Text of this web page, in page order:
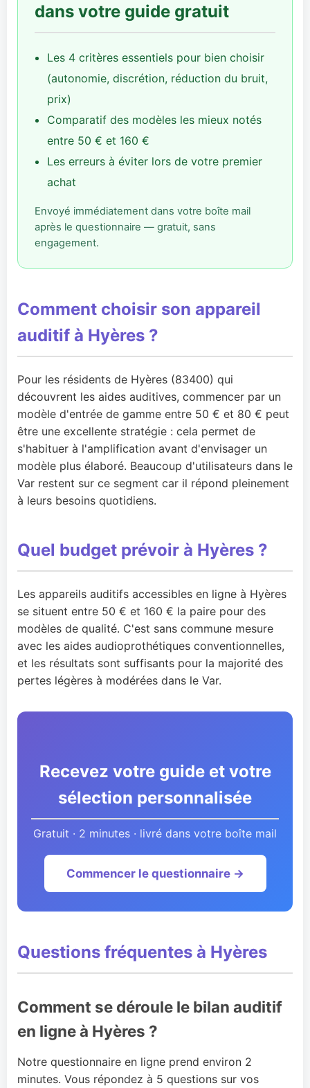
dans votre guide gratuit
Les 4 critères essentiels pour bien choisir
(autonomie, discrétion, réduction du bruit,
prix)
Comparatif des modèles les mieux notés
entre 50 € et 160 €
Les erreurs à éviter lors de votre premier
achat
Envoyé immédiatement dans votre boîte mail
après le questionnaire — gratuit, sans
engagement.
Comment choisir son appareil
auditif à Hyères ?
Pour les résidents de Hyères (83400) qui
découvrent les aides auditives, commencer par un
modèle d'entrée de gamme entre 50 € et 80 € peut
être une excellente stratégie : cela permet de
s'habituer à l'amplification avant d'envisager un
modèle plus élaboré. Beaucoup d'utilisateurs dans le
Var restent sur ce segment car il répond pleinement
à leurs besoins quotidiens.
Quel budget prévoir à Hyères ?
Les appareils auditifs accessibles en ligne à Hyères
se situent entre 50 € et 160 € la paire pour des
modèles de qualité. C'est sans commune mesure
avec les aides audioprothétiques conventionnelles,
et les résultats sont suffisants pour la majorité des
pertes légères à modérées dans le Var.
Recevez votre guide et votre
sélection personnalisée
Gratuit · 2 minutes · livré dans votre boîte mail
Commencer le questionnaire →
Questions fréquentes à Hyères
Comment se déroule le bilan auditif
en ligne à Hyères ?
Notre questionnaire en ligne prend environ 2
minutes. Vous répondez à 5 questions sur vos